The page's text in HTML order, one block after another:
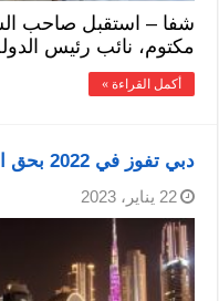
شفا – استقبل صاحب
مكتوم، نائب رئيس
أكمل القراءة »
دبي تفوز في 2022 بحق استضافة 232 فعالية أعمال
22 يناير، 2023